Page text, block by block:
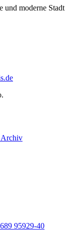
und moderne Stadt
95929-40